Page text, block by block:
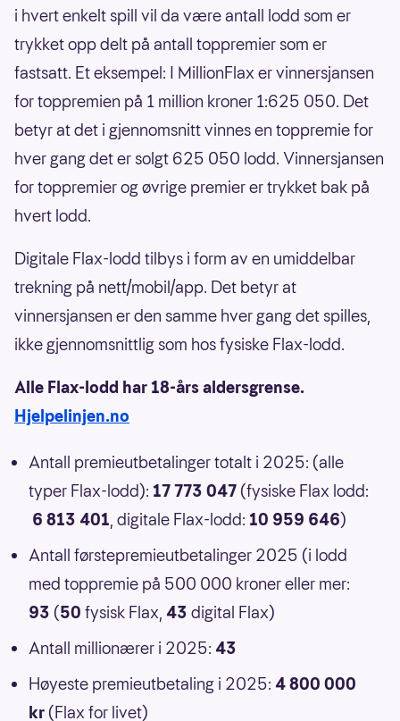
i hvert enkelt spill vil da være antall lodd som er
trykket opp delt på antall toppremier som er
fastsatt. Et eksempel: I MillionFlax er vinnersjansen
for toppremien på 1 million kroner 1:625 050. Det
betyr at det i gjennomsnitt vinnes en toppremie for
hver gang det er solgt 625 050 lodd. Vinnersjansen
for toppremier og øvrige premier er trykket bak på
hvert lodd.
Digitale Flax-lodd tilbys i form av en umiddelbar
trekning på nett/mobil/app. Det betyr at
vinnersjansen er den samme hver gang det spilles,
ikke gjennomsnittlig som hos fysiske Flax-lodd.
Alle Flax-lodd har 18-års aldersgrense.
Hjelpelinjen.no
Antall premieutbetalinger totalt i 2025: (alle
typer Flax-lodd): 17 773 047 (fysiske Flax lodd:
6 813 401, digitale Flax-lodd: 10 959 646)
Antall førstepremieutbetalinger 2025 (i lodd
med toppremie på 500 000 kroner eller mer:
93 (50 fysisk Flax, 43 digital Flax)
Antall millionærer i 2025: 43
Høyeste premieutbetaling i 2025: 4 800 000
kr (Flax for livet)